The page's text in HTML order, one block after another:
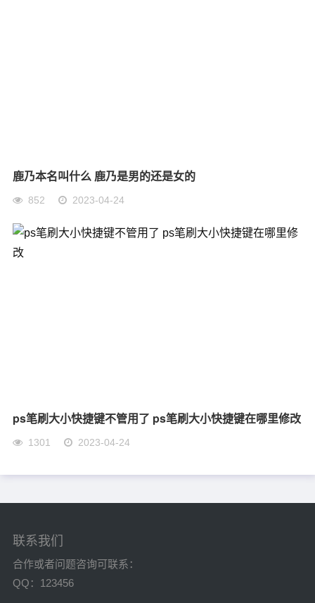
鹿乃本名叫什么 鹿乃是男的还是女的
852 2023-04-24
ps笔刷大小快捷键不管用了 ps笔刷大小快捷键在哪里修改
1301 2023-04-24
联系我们
合作或者问题咨询可联系：
QQ：123456